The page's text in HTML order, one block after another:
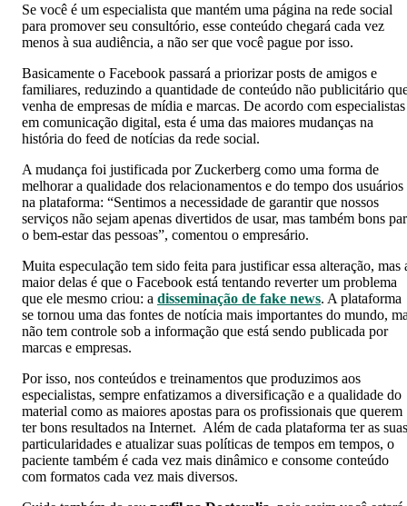
Se você é um especialista que mantém uma página na rede social
para promover seu consultório, esse conteúdo chegará cada vez
menos à sua audiência, a não ser que você pague por isso.
Basicamente o Facebook passará a priorizar posts de amigos e
familiares, reduzindo a quantidade de conteúdo não publicitário
venha de empresas de mídia e marcas. De acordo com especialistas
em comunicação digital, esta é uma das maiores mudanças na
história do feed de notícias da rede social.
A mudança foi justificada por Zuckerberg como uma forma de
melhorar a qualidade dos relacionamentos e do tempo dos usuários
na plataforma: “Sentimos a necessidade de garantir que nossos
serviços não sejam apenas divertidos de usar, mas também bons
o bem-estar das pessoas”, comentou o empresário.
Muita especulação tem sido feita para justificar essa alteração, mas
maior delas é que o Facebook está tentando reverter um problema
que ele mesmo criou: a disseminação de fake news. A plataforma
se tornou uma das fontes de notícia mais importantes do mundo,
não tem controle sob a informação que está sendo publicada por
marcas e empresas.
Por isso, nos conteúdos e treinamentos que produzimos aos
especialistas, sempre enfatizamos a diversificação e a qualidade do
material como as maiores apostas para os profissionais que querem
ter bons resultados na Internet. Além de cada plataforma ter as suas
particularidades e atualizar suas políticas de tempos em tempos, o
paciente também é cada vez mais dinâmico e consome conteúdo
com formatos cada vez mais diversos.